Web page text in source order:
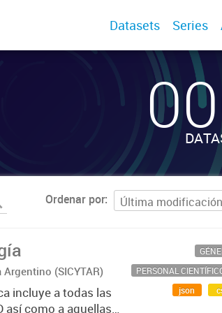
Datasets Series
Ordenar por
(SICYTAR)
incluye a todas las
así como a aquellas
json